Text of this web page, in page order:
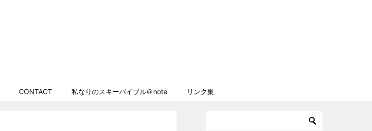
CONTACT 私なりのスキーバイブル＠note リンク集